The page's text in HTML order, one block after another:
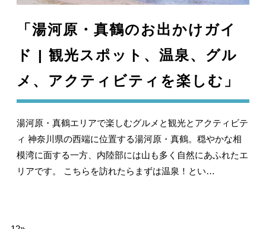
「湯河原・真鶴のお出かけガイ
ド | 観光スポット、温泉、グル
メ、アクティビティを楽しむ」
湯河原・真鶴エリアで楽しむグルメと観光とアクティビテ
ィ 神奈川県の西端に位置する湯河原・真鶴。穏やかな相
模湾に面する一方、内陸部には山も多く自然にあふれたエ
リアです。 こちらを訪れたらまずは温泉！とい…